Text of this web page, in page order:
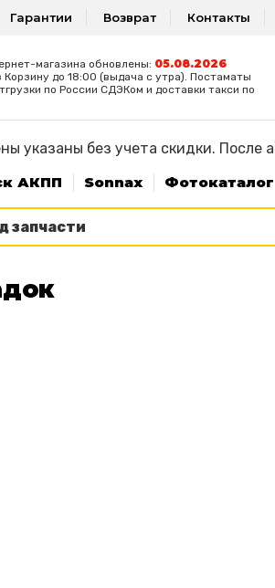
Гарантии Возврат Контакты
магазина обновлены: 05.08.2026
до 18:00 (выдача с утра). Постаматы
по России СДЭКом и доставки такси по
указаны без учета скидки. После
АКПП Sonnax Фотокаталог